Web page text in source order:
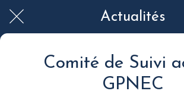
Actualités
Comité de Suivi
GPNEC